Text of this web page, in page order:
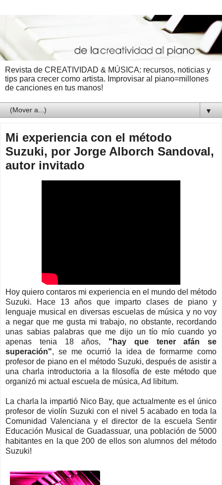
Revista de CREATIVIDAD & MÚSICA: recursos, noticias y
tips para crecer como artista. Improvisar al piano=millones
de canciones en tus manos!
▼
Mi experiencia con el método
Suzuki, por Jorge Alborch Sandoval,
autor invitado
Hoy quiero contaros mi experiencia en el mundo del método
Suzuki. Hace 13 años que imparto clases de piano y
lenguaje musical en diversas escuelas de música y no voy
a negar que me gusta mi trabajo, no obstante, recordando
unas sabias palabras que me dijo un tío mío cuando yo
apenas tenia 18 años, "hay que tener afán se
superación", se me ocurrió la idea de formarme como
profesor de piano en el método Suzuki, después de asistir a
una charla introductoria a la filosofía de este método que
organizó mi actual escuela de música, Ad libitum.
La charla la impartió Nico Bay, que actualmente es el único
profesor de violín Suzuki con el nivel 5 acabado en toda la
Comunidad Valenciana y el director de la escuela Sentir
Educación Musical de Guadassuar, una población de 5000
habitantes en la que 200 de ellos son alumnos del método
Suzuki!